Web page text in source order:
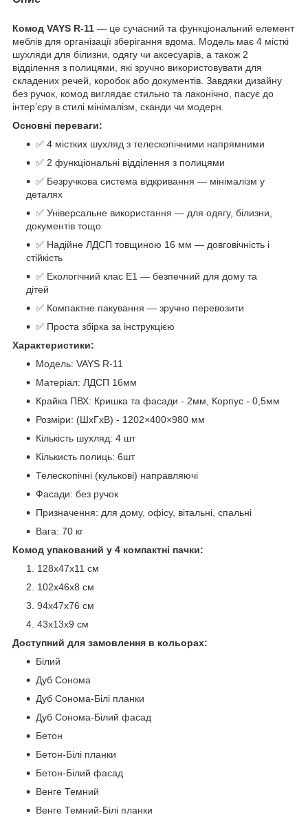
Комод VAYS R-11 — це сучасний та функціональний елемент
меблів для організації зберігання вдома. Модель має 4 місткі
шухляди для білизни, одягу чи аксесуарів, а також 2
відділення з полицями, які зручно використовувати для
складених речей, коробок або документів. Завдяки дизайну
без ручок, комод виглядає стильно та лаконічно, пасує до
інтер’єру в стилі мінімалізм, сканди чи модерн.
Основні переваги:
✅ 4 містких шухляд з телескопічними напрямними
✅ 2 функціональні відділення з полицями
✅ Безручкова система відкривання — мінімалізм у
деталях
✅ Універсальне використання — для одягу, білизни,
документів тощо
✅ Надійне ЛДСП товщиною 16 мм — довговічність і
стійкість
✅ Екологічний клас Е1 — безпечний для дому та
дітей
✅ Компактне пакування — зручно перевозити
✅ Проста збірка за інструкцією
Характеристики:
Модель: VAYS R-11
Матеріал: ЛДСП 16мм
Крайка ПВХ: Кришка та фасади - 2мм, Корпус - 0,5мм
Розміри: (ШхГхВ) - 1202×400×980 мм
Кількість шухляд: 4 шт
Кількисть полиць: 6шт
Телескопічні (кулькові) направляючі
Фасади: без ручок
Призначення: для дому, офісу, вітальні, спальні
Вага: 70 кг
Комод упакований у 4 компактні пачки:
128х47х11 см
102х46х8 см
94х47х76 см
43х13х9 см
Доступний для замовлення в кольорах:
Білий
Дуб Сонома
Дуб Сонома-Білі планки
Дуб Сонома-Білий фасад
Бетон
Бетон-Білі планки
Бетон-Білий фасад
Венге Темний
Венге Темний-Білі планки